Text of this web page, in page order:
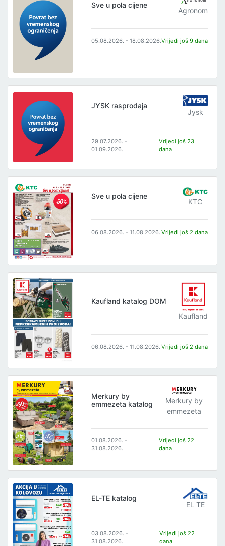
Sve u pola cijene
Agronom
05.08.2026. - 18.08.2026.Vrijedi još 9 dana
JYSK rasprodaja
Jysk
29.07.2026. -
01.09.2026.
Vrijedi još 23
dana
Sve u pola cijene
KTC
06.08.2026. - 11.08.2026. Vrijedi još 2 dana
Kaufland katalog DOM
Kaufland
06.08.2026. - 11.08.2026. Vrijedi još 2 dana
Merkury by
emmezeta katalog
Merkury by
emmezeta
01.08.2026. -
31.08.2026.
Vrijedi još 22
dana
EL-TE katalog
EL TE
03.08.2026. -
31.08.2026.
Vrijedi još 22
dana